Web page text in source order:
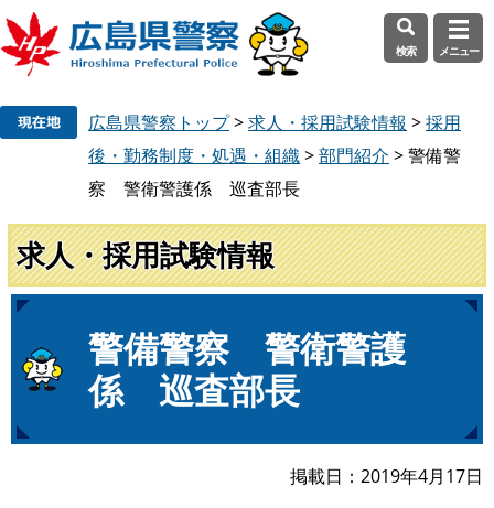
頭
で
す
。
飛
ば
し
て
検索 メニュー
広島県警察トップ>求人・採用試験情報 >採用
後・勤務制度・処遇・組織>部門紹介 >警備警
察 警衛警護係 巡査部長
求人・採用試験情報
文
警備警察 警衛警護
係 巡査部長
掲載日 2019年4月17日